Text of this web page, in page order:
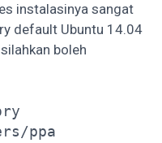
instalasinya sangat
default Ubuntu 14.04
boleh
ppa